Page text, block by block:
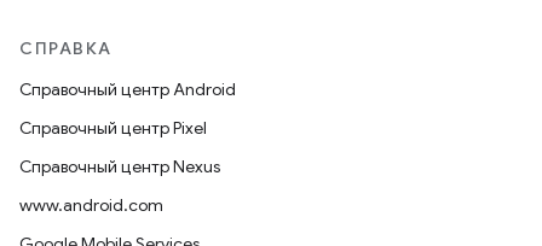
СПРАВКА
Справочный центр Android
Справочный центр Pixel
Справочный центр Nexus
www.android.com